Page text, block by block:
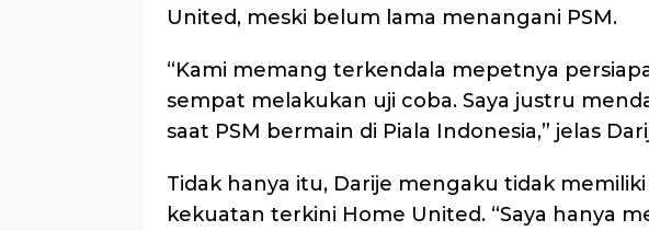
United, meski belum lama menangani PSM.
“Kami memang terkendala mepetnya
sempat melakukan uji coba. Saya justru
saat PSM bermain di Piala Indonesia,” jelas
Tidak hanya itu, Darije mengaku tidak
kekuatan terkini Home United. “Saya hanya